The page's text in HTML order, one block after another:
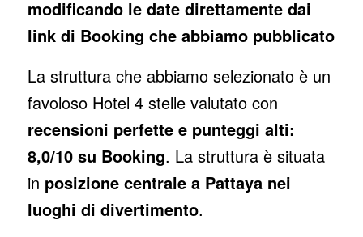
modificando le date direttamente dai
link di Booking che abbiamo pubblicato
La struttura che abbiamo selezionato è un
favoloso Hotel 4 stelle valutato con
recensioni perfette e punteggi alti:
8,0/10 su Booking. La struttura è situata
in posizione centrale a Pattaya nei
luoghi di divertimento.